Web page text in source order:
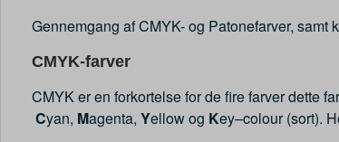
Gennemgang af CMYK- og Patonefarver, samt
CMYK-farver
CMYK er en forkortelse for de fire farver dette
Cyan, Magenta, Yellow og Key–colour (sort).